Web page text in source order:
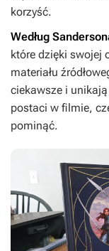
korzyść.
Według
które dzięki swojej
materiału
ciekawsze i
postaci w filmie,
pominąć.